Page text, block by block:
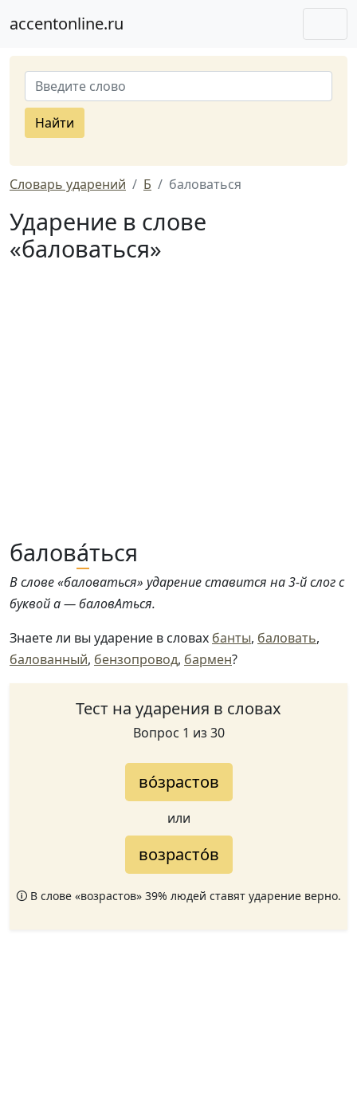
accentonline.ru
Найти
Словарь ударений Б баловаться
Ударение в слове
«баловаться»
балова́ться
В слове «баловаться» ударение ставится на 3-й слог с
буквой а — баловАться.
Знаете ли вы ударение в словах банты, баловать,
балованный, бензопровод, бармен?
Тест на ударения в словах
Вопрос 1 из 30
во́зрастов
или
возрасто́в
🛈 В слове «возрастов» 39% людей ставят ударение верно.